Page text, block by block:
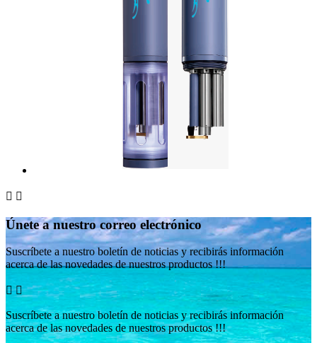
 
Únete a nuestro correo electrónico
Suscríbete a nuestro boletín de noticias y recibirás información
acerca de las novedades de nuestros productos !!!
 
Suscríbete a nuestro boletín de noticias y recibirás información
acerca de las novedades de nuestros productos !!!